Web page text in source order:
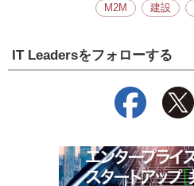
M2M 建設
IT Leadersをフォローする